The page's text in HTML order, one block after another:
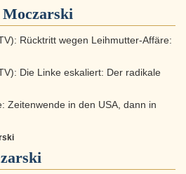
Rücktritt wegen Leihmutter-Affäre:
Die Linke eskaliert: Der radikale
Zeitenwende in den USA, dann in